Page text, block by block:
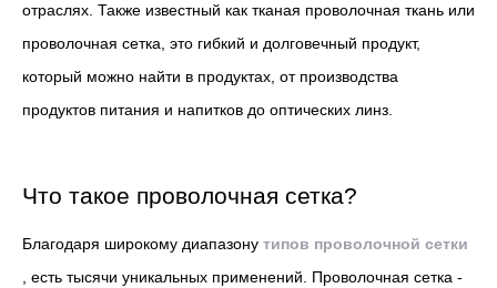
отраслях. Также известный как тканая проволочная ткань или
проволочная сетка, это гибкий и долговечный продукт,
который можно найти в продуктах, от производства
продуктов питания и напитков до оптических линз.
Что такое проволочная сетка?
Благодаря широкому диапазону типов проволочной сетки
, есть тысячи уникальных применений. Проволочная сетка -